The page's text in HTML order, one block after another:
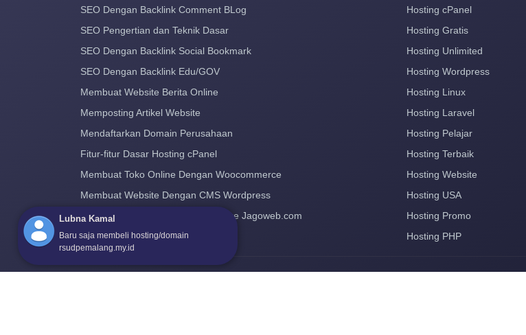
SEO Dengan Backlink Comment BLog
SEO Pengertian dan Teknik Dasar
SEO Dengan Backlink Social Bookmark
SEO Dengan Backlink Edu/GOV
Membuat Website Berita Online
Memposting Artikel Website
Mendaftarkan Domain Perusahaan
Fitur-fitur Dasar Hosting cPanel
Membuat Toko Online Dengan Woocommerce
Membuat Website Dengan CMS Wordpress
Cara Pindah Hosting dan Domain ke Jagoweb.com
Hosting cPanel
Hosting Gratis
Hosting Unlimited
Hosting Wordpress
Hosting Linux
Hosting Laravel
Hosting Pelajar
Hosting Terbaik
Hosting Website
Hosting USA
Hosting Promo
Hosting PHP
Lubna Kamal
Baru saja membeli hosting/domain
rsudpemalang.my.id